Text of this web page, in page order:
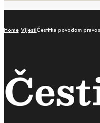
Search
Home VijestiČestitka povodom